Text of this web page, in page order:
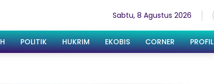
Sabtu, 8 Agustus 2026
POLITIK HUKRIM EKOBIS CORNER PROFIL